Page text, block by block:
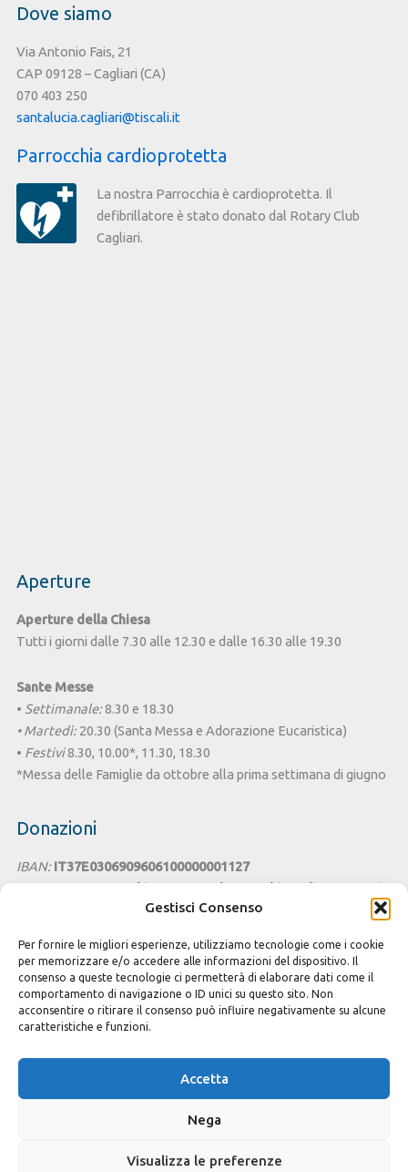
Gestisci Consenso
Per fornire le migliori esperienze, utilizziamo tecnologie come i cookie
per memorizzare e/o accedere alle informazioni del dispositivo. Il
consenso a queste tecnologie ci permetterà di elaborare dati come il
comportamento di navigazione o ID unici su questo sito. Non
acconsentire o ritirare il consenso può influire negativamente su alcune
caratteristiche e funzioni.
Accetta
Nega
Visualizza le preferenze
Dove siamo
Via Antonio Fais, 21
CAP 09128 – Cagliari (CA)
070 403 250
santalucia.cagliari@tiscali.it
Parrocchia cardioprotetta
La nostra Parrocchia è cardioprotetta. Il
defibrillatore è stato donato dal Rotary Club
Cagliari.
Aperture
Aperture della Chiesa
Tutti i giorni dalle 7.30 alle 12.30 e dalle 16.30 alle 19.30
Sante Messe
• Settimanale:8.30 e 18.30
• Martedì:20.30 (Santa Messa e Adorazione Eucaristica)
• Festivi8.30, 10.00*, 11.30, 18.30
*Messa delle Famiglie da ottobre alla prima settimana di giugno
Donazioni
IBAN: IT37E0306909606100000001127
Intestato a:Parrocchia San Benedetto - Chiesa di Santa Lucia
Cesta della Solidarietà
Seguici sui Social
Privacy e Cookie policy
Crediti